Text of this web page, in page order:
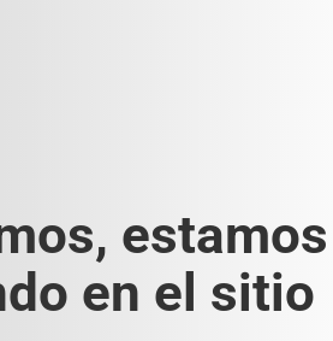
estamos
en el sitio